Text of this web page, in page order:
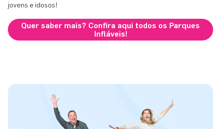
jovens e idosos!
Quer saber mais? Confira aqui todos os Parques
Infláveis!